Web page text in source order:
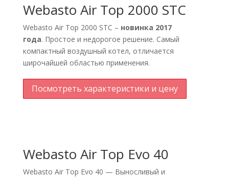
Webasto Air Top 2000 STС
Webasto Air Top 2000 STС – новинка 2017
года. Простое и недорогое решение. Самый
компактный воздушный котел, отличается
широчайшей областью применения.
Посмотреть характеристики и цену
Webasto Air Top Evo 40
Webasto Air Top Evo 40 — Выносливый и